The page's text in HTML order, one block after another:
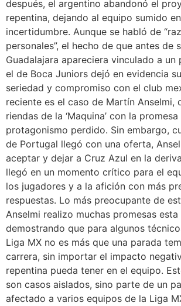
después, el argentino abandonó el
repentina, dejando al equipo sumido
incertidumbre. Aunque se habló de
personales”, el hecho de que antes de
Guadalajara apareciera vinculado a
el de Boca Juniors dejó en evidencia
seriedad y compromiso con el club
reciente es el caso de Martín Anselmi,
riendas de la ‘Maquina’ con la
protagonismo perdido. Sin embargo,
de Portugal llegó con una oferta,
aceptar y dejar a Cruz Azul en la
llegó en un momento crítico para el
los jugadores y a la afición con más
respuestas. Lo más preocupante de
Anselmi realizo muchas promesas
demostrando que para algunos
Liga MX no es más que una parada
carrera, sin importar el impacto
repentina pueda tener en el equipo.
son casos aislados, sino parte de un
afectado a varios equipos de la Liga